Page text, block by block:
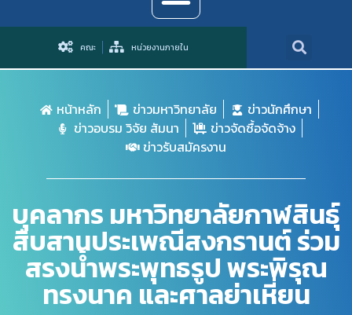
คณะ หน่วยงานภายใน
หน้าหลัก ข่าวมหาวิทยาลัย
ข่าวนักศึกษา
ข่าวอบรม วิจัย สัมนา
ข่าวจัดซื้อจัดจ้าง
ข่าวรับสมัครงาน
บุคลากร มหาวิทยาลัยกาฬสินธุ์
สืบสานประเพณีสงกรานต์ ร่วม
สรงน้ำพระพุทธรูป พระพิรุณ
ทรงนาค และศาลย่าเหี่ยน